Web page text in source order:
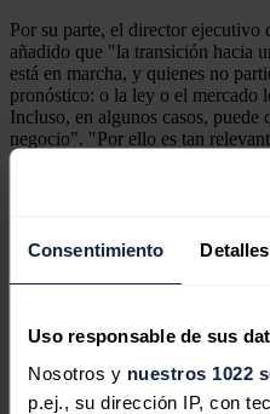
Consentimiento Detalles
Uso responsable de sus
Nosotros y nuestros 1022
p.ej., su dirección IP, con
Por su parte, el director
añadido que "la transición hacia
está en marcha, y quienes no
pronóstico: o la ley o el mercado
Incluso, en algunos casos, puede
negocio". "Por ello es tan
empresas que ya están actuando